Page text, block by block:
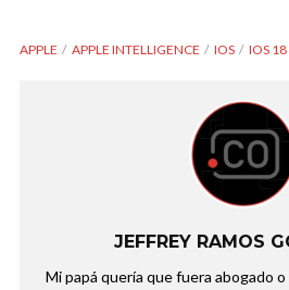
APPLE APPLE INTELLIGENCE IOS IOS 18
JEFFREY RAMOS
Mi papá quería que fuera abogado